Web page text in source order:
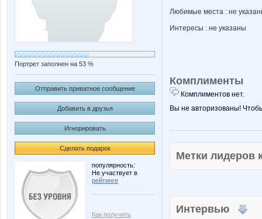
Портрет заполнен на 53 %
Отправить приватное сообщение
Добавить в друзья
Игнорировать
Сделать подарок
популярность:
Не участвует в
рейтинге
Как получить
Любимые места : не
Интересы : не указаны
Комплименты
Комплиментов нет.
Вы не авторизованы!
Метки
Интервью